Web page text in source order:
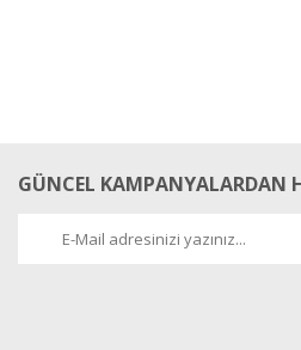
GÜNCEL KAMPANYALARDAN